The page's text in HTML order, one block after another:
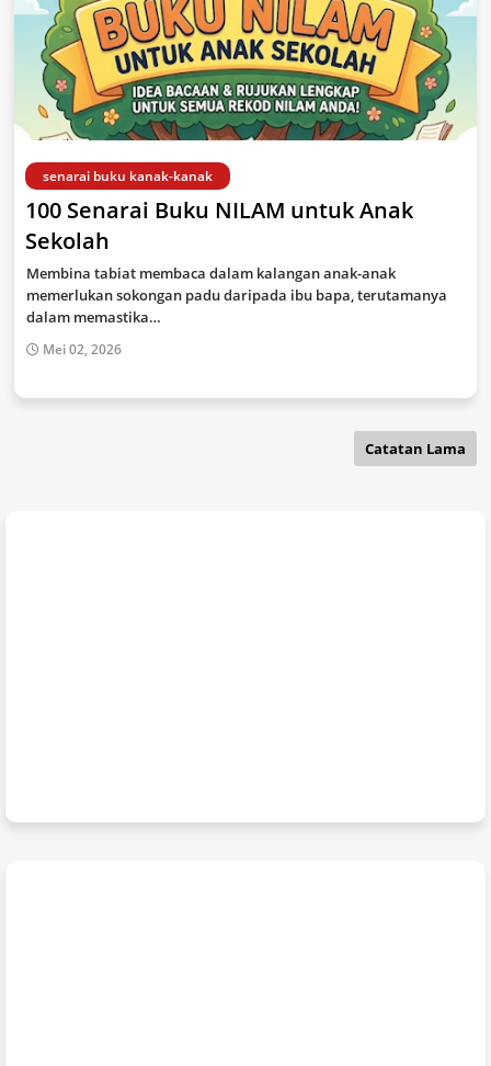
senarai buku kanak-kanak
100 Senarai Buku NILAM untuk Anak
Sekolah
Membina tabiat membaca dalam kalangan anak-anak
memerlukan sokongan padu daripada ibu bapa, terutamanya
dalam memastika…
Mei 02, 2026
Catatan Lama